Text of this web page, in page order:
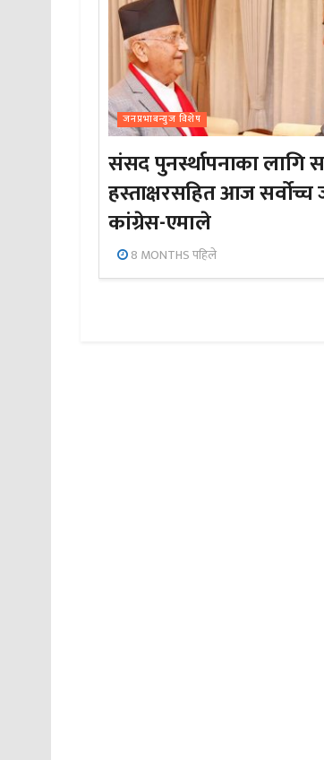
जनप्रभाबन्युज विशेष
संसद पुनर्स्थापनाका लागि
हस्ताक्षरसहित आज सर्वोच्च
कांग्रेस-एमाले
8 MONTHS पहिले